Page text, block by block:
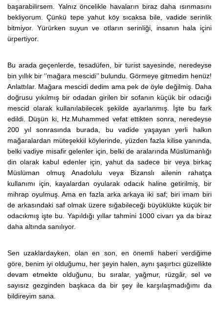
başarabilirsem. Yalnız öncelikle havaların biraz daha ısınmasını
bekliyorum. Çünkü tepe yahut köy sıcaksa bile, vadide serinlik
bitmiyor. Yürürken suyun ve otların serinliği, insanın hala içini
ürpertiyor.
Bu arada geçenlerde, tesadüfen, bir turist sayesinde, neredeyse
bin yıllık bir ‘’mağara mescidi’’ bulundu. Görmeye gitmedim henüz!
Anlattılar. Mağara mescidi dedim ama pek de öyle değilmiş. Daha
doğrusu yıkılmış bir odadan girilen bir sofanın küçük bir odacığı
mescid olarak kullanılabilecek şekilde ayarlanmış. İşte bu fark
edildi. Düşün ki, Hz.Muhammed vefat ettikten sonra, neredeyse
200 yıl sonrasında burada, bu vadide yaşayan yerli halkın
mağaralardan müteşekkil köylerinde, yüzden fazla kilise yanında,
belki vadiye misafir gelenler için, belki de aralarında Müslümanlığı
din olarak kabul edenler için, yahut da sadece bir veya birkaç
Müslüman olmuş Anadolulu veya Bizanslı ailenin rahatça
kullanımı için, kayalardan oyularak odacık haline getirilmiş, bir
mihrap oyulmuş. Ama en fazla arka arkaya iki saf; biri imam biri
de arkasındaki saf olmak üzere sığabileceği büyüklükte küçük bir
odacıkmış işte bu. Yapıldığı yıllar tahmini 1000 civarı ya da biraz
daha altında sanılıyor.
Sen uzaklardayken, olan en son, en önemli haberi verdiğime
göre, benim iyi olduğumu, her şeyin halen, aynı şaşırtıcı güzellikte
devam etmekte olduğunu, bu sıralar, yağmur, rüzgâr, sel ve
sayısız gezginden başkaca da bir şey ile karşılaşmadığımı da
bildireyim sana.